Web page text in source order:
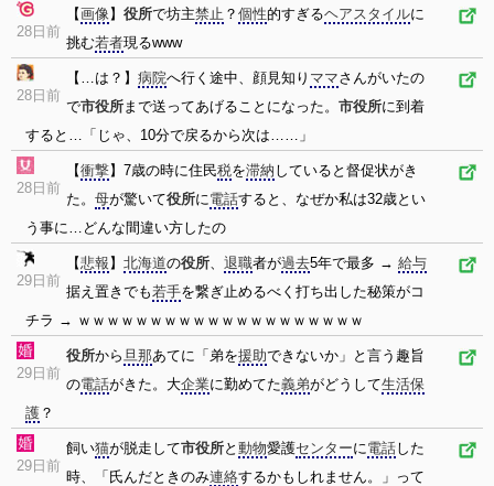
28日前
【画像】 役所で坊主禁止 ？ 個性的すぎるヘアスタイルに
挑む若者現るwww
28日前
【…は？】 病院へ行く途中、顔見知り ママさんがいたの
で市役所まで送ってあげることになった。 市役所に到着
すると…「じゃ、10分で戻るから次は……」
28日前
【衝撃】7歳の時に住民税を滞納 していると督促状がき
た。 母が驚いて役所に電話すると、なぜか私は32歳とい
う事に…どんな間違い方したの
29日前
【悲報 】 北海道の役所、 退職者が過去5年で最多 → 給与
据え置きでも若手を繋ぎ止めるべく打ち出した秘策がコ
チラ → ｗｗｗｗｗｗｗｗｗｗｗｗｗｗｗｗｗｗｗｗ
29日前
役所から旦那あてに「弟を援助できないか」と言う趣旨
の電話がきた。大企業に勤めてた義弟がどうして生活保
護 ？
29日前
飼い猫が脱走して市役所と 動物愛護センターに電話した
時、「氏んだときのみ連絡するかもしれません。」って